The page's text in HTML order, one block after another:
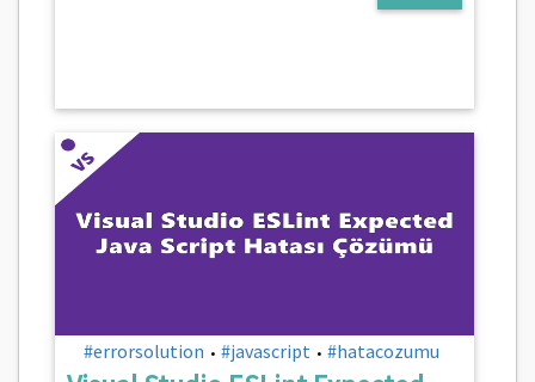
#errorsolution • #javascript • #hatacozumu